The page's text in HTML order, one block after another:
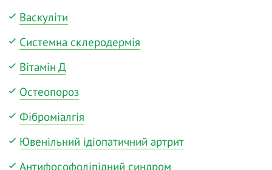
Васкуліти
Системна склеродермія
Вітамін Д
Остеопороз
Фіброміалгія
Ювенільний ідіопатичний артрит
Антифософоліпідний синдром